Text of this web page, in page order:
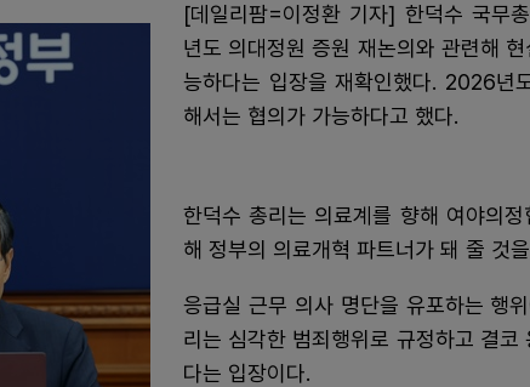
[데일리팜=이정환 기자] 한덕수 국무
년도 의대정원 증원 재논의와 관련해
능하다는 입장을 재확인했다. 2026년
해서는 협의가 가능하다고 했다.
한덕수 총리는 의료계를 향해 여야의정
해 정부의 의료개혁 파트너가 돼 줄 것
응급실 근무 의사 명단을 유포하는 행
리는 심각한 범죄행위로 규정하고 결코
다는 입장이다.